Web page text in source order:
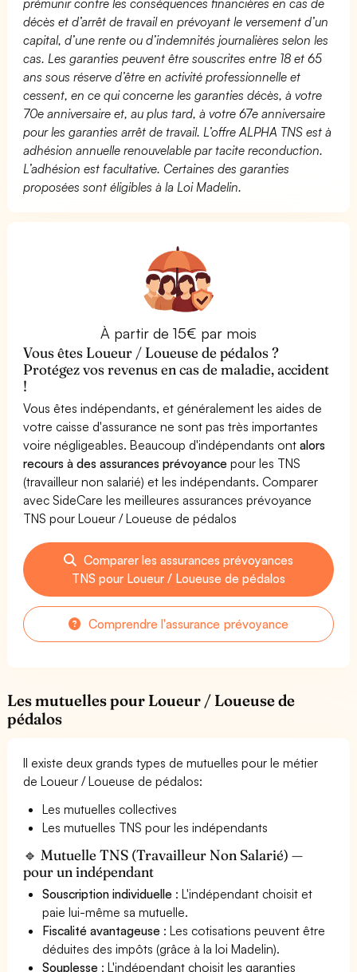
décès et d’arrêt de travail en prévoyant le versement d’un
capital, d’une rente ou d’indemnités journalières selon les
cas. Les garanties peuvent être souscrites entre 18 et 65
ans sous réserve d’être en activité professionnelle et
cessent, en ce qui concerne les garanties décès, à votre
70e anniversaire et, au plus tard, à votre 67e anniversaire
pour les garanties arrêt de travail. L’offre ALPHA TNS est à
adhésion annuelle renouvelable par tacite reconduction.
L’adhésion est facultative. Certaines des garanties
proposées sont éligibles à la Loi Madelin.
À partir de 15€ par mois
Vous êtes Loueur / Loueuse de pédalos ?
Protégez vos revenus en cas de maladie, accident
!
Vous êtes indépendants, et généralement les aides de
votre caisse d'assurance ne sont pas très importantes
voire négligeables. Beaucoup d'indépendants ontalors
recours à des assurances prévoyance pour les TNS
(travailleur non salarié) et les indépendants. Comparer
avec SideCare les meilleures assurances prévoyance
TNS pour Loueur / Loueuse de pédalos
Comparer les assurances prévoyances
TNS pour Loueur / Loueuse de pédalos
Comprendre l'assurance prévoyance
Les mutuelles pour Loueur / Loueuse de
pédalos
Il existe deux grands types de mutuelles pour le métier
de Loueur / Loueuse de pédalos:
Les mutuelles collectives
Les mutuelles TNS pour les indépendants
🔹 Mutuelle TNS (Travailleur Non Salarié) —
pour un indépendant
Souscription individuelle : L'indépendant choisit et
paie lui-même sa mutuelle.
Fiscalité avantageuse : Les cotisations peuvent être
déduites des impôts (grâce à la loi Madelin).
Souplesse : L'indépendant choisit les garanties